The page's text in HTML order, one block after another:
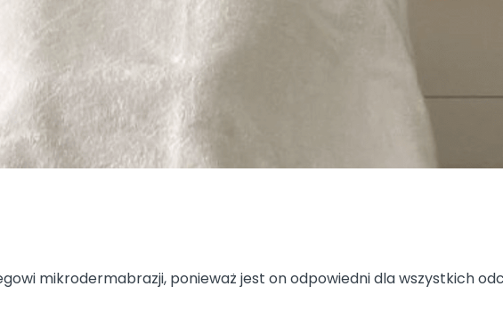
mikrodermabrazji, ponieważ jest on odpowiedni dla wszystkich